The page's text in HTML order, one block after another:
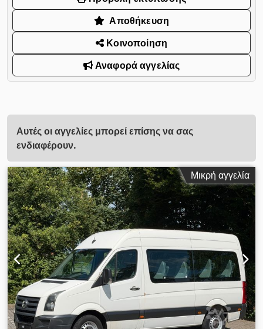
Αποθήκευση
Κοινοποίηση
Αναφορά αγγελίας
Αυτές οι αγγελίες μπορεί επίσης να σας
ενδιαφέρουν.
Μικρή αγγελία